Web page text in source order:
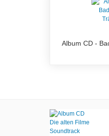
Album CD -